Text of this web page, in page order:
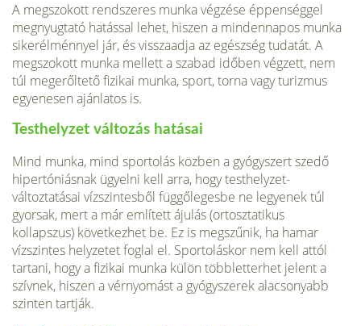
A megszokott rendszeres munka végzése éppenséggel
megnyugtató hatással lehet, hiszen a mindennapos munka
sikerélménnyel jár, és visszaadja az egészség tudatát. A
megszokott munka mellett a sza­bad időben végzett, nem
túl megerőltető fizikai munka, sport, torna vagy turizmus
egyenesen ajánlatos is.
Testhelyzet változás hatásai
Mind munka, mind sportolás közben a gyógyszert szedő
hipertóniásnak ügyelni kell arra, hogy testhelyzet-
változtatásai vízszintesből függőlegesbe ne legyenek túl
gyorsak, mert a már említett ájulás (ortosztatikus
kollapszus) következhet be. Ez is megszűnik, ha hamar
vízszintes helyzetet foglal el. Sportoláskor nem kell attól
tartani, hogy a fizikai munka külön többletterhet jelent a
szívnek, hiszen a vérnyomást a gyógyszerek alacsonyabb
szinten tartják.